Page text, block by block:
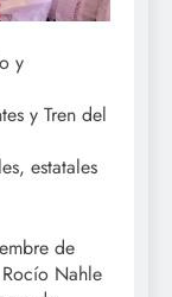
y
y Tren del
estatales
de
Nahle